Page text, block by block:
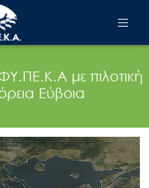
με πιλοτική
Εύβοια